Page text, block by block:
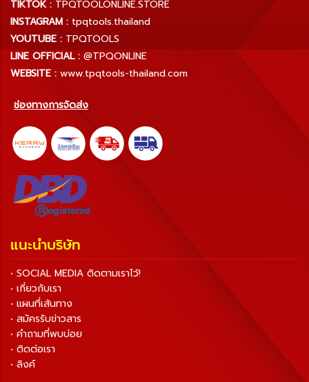
TIKTOK : TPQTOOLONLINE.STORE
INSTAGRAM : tpqtools.thailand
YOUTUBE : TPQTOOLS
LINE OFFICIAL : @TPQONLINE
WEBSITE : www.tpqtools-thailand.com
ช่องทางการจัดส่ง
แนะนำบริษัท
• SOCIAL MEDIA ติดตามเราไว้!
• เกี่ยวกับเรา
• แผนที่เส้นทาง
• สมัครรับข่าวสาร
• คำถามที่พบบ่อย
• ติดต่อเรา
• ลิงค์